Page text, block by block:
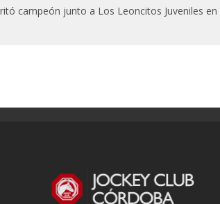
campeón junto a Los Leoncitos Juveniles en